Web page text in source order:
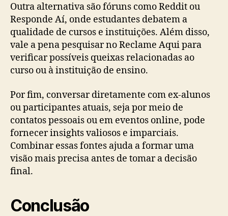
Outra alternativa são fóruns como Reddit ou
Responde Aí, onde estudantes debatem a
qualidade de cursos e instituições. Além disso,
vale a pena pesquisar no Reclame Aqui para
verificar possíveis queixas relacionadas ao
curso ou à instituição de ensino.
Por fim, conversar diretamente com ex-alunos
ou participantes atuais, seja por meio de
contatos pessoais ou em eventos online, pode
fornecer insights valiosos e imparciais.
Combinar essas fontes ajuda a formar uma
visão mais precisa antes de tomar a decisão
final.
Conclusão